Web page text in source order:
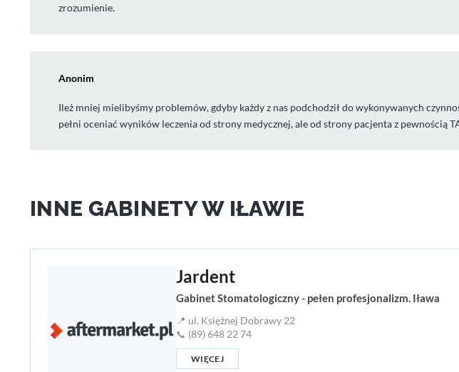
zrozumienie.
Anonim
Ileż mniej mielibyśmy problemów, gdyby każdy z nas podchodził do wykonywanych
pełni oceniać wyników leczenia od strony medycznej, ale od strony pacjenta z pewnością
INNE GABINETY W IŁAWIE
Jardent
Gabinet Stomatologiczny - pełen profesjonalizm. Iława
📍 ul. Księżnej Dobrawy 22
📞 (89) 648 22 74
WIĘCEJ